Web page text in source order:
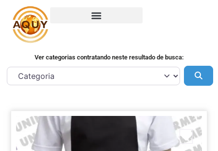
Ver categorias contratando neste resultado de busca: